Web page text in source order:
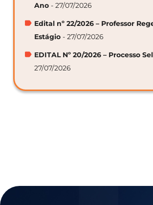
Ano - 27/07/2026
Edital nº 22/2026 – Professor
Estágio - 27/07/2026
EDITAL Nº 20/2026 – Processo
27/07/2026